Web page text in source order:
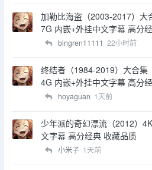
加勒比海盗（2003-2017）大
7G 内嵌+外挂中文字幕 高分
bingren11111 22小时前
终结者（1984-2019）大合集
4G 内嵌+外挂中文字幕 高分
hoyaguan 1天前
少年派的奇幻漂流（2012）
文字幕 高分经典 收藏品质
小米子 1天前